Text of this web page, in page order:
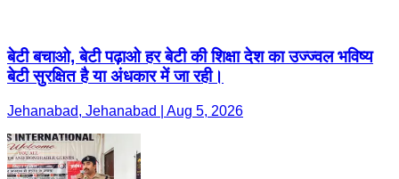
बेटी बचाओ, बेटी पढ़ाओ हर बेटी की शिक्षा देश का उज्ज्वल भविष्य
बेटी सुरक्षित है या अंधकार में जा रही।
Jehanabad, Jehanabad | Aug 5, 2026